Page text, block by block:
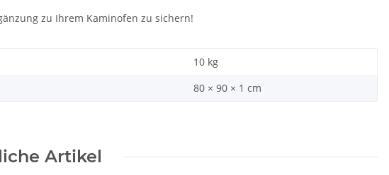
zu Ihrem Kaminofen zu sichern!
10 kg
80 × 90 × 1 cm
Artikel